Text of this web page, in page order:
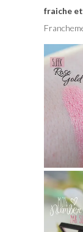
fraiche